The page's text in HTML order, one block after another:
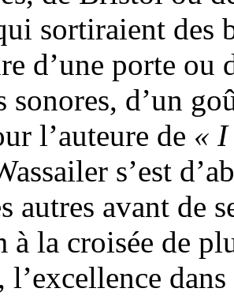
sortiraient des
d’une porte ou
sonores, d’un
l’auteure de «
s’est
autres avant de
à la croisée de